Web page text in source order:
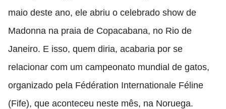
maio deste ano, ele abriu o celebrado show de
Madonna na praia de Copacabana, no Rio de
Janeiro. E isso, quem diria, acabaria por se
relacionar com um campeonato mundial de gatos,
organizado pela Fédération Internationale Féline
(Fife), que aconteceu neste mês, na Noruega.